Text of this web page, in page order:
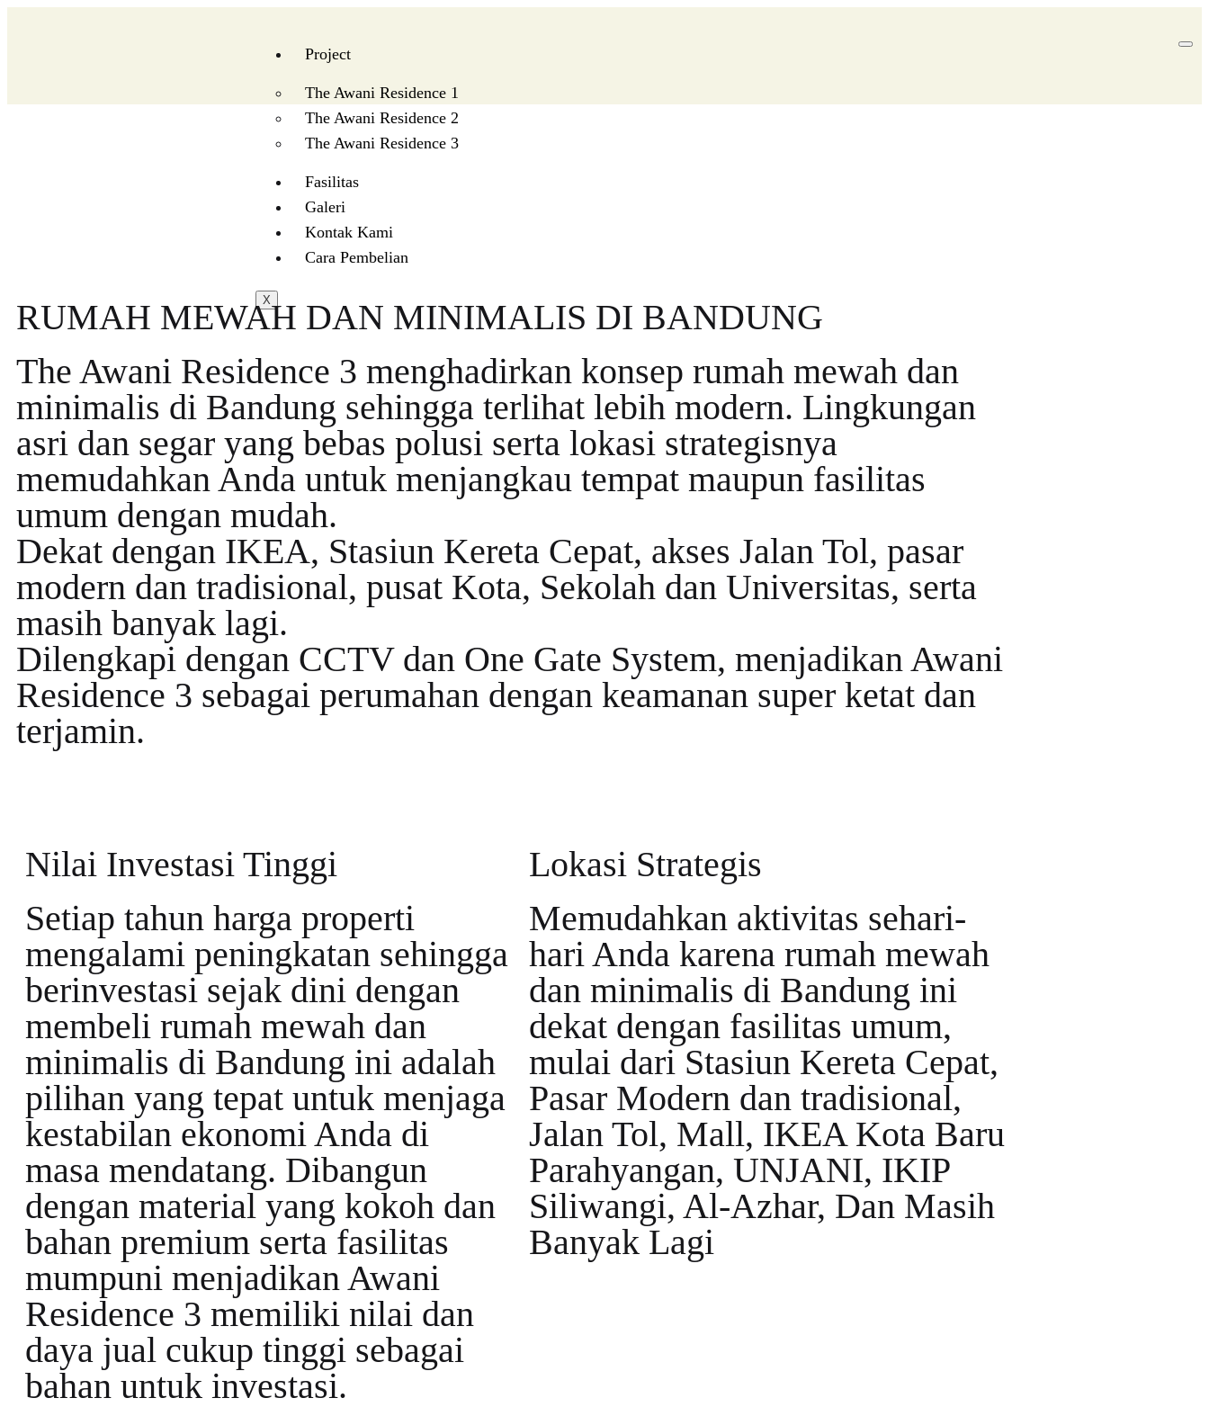
Project
The Awani Residence 1
The Awani Residence 2
The Awani Residence 3
Fasilitas
Galeri
Kontak Kami
Cara Pembelian
X
RUMAH MEWAH DAN MINIMALIS DI BANDUNG
The Awani Residence 3 menghadirkan konsep rumah mewah dan
minimalis di Bandung sehingga terlihat lebih modern. Lingkungan
asri dan segar yang bebas polusi serta lokasi strategisnya
memudahkan Anda untuk menjangkau tempat maupun fasilitas
umum dengan mudah.
Dekat dengan IKEA, Stasiun Kereta Cepat, akses Jalan Tol, pasar
modern dan tradisional, pusat Kota, Sekolah dan Universitas, serta
masih banyak lagi.
Dilengkapi dengan CCTV dan One Gate System, menjadikan Awani
Residence 3 sebagai perumahan dengan keamanan super ketat dan
terjamin.
Nilai Investasi Tinggi
Setiap tahun harga properti
mengalami peningkatan sehingga
berinvestasi sejak dini dengan
membeli rumah mewah dan
minimalis di Bandung ini adalah
pilihan yang tepat untuk menjaga
kestabilan ekonomi Anda di
masa mendatang. Dibangun
dengan material yang kokoh dan
bahan premium serta fasilitas
mumpuni menjadikan Awani
Residence 3 memiliki nilai dan
daya jual cukup tinggi sebagai
bahan untuk investasi.
Lokasi Strategis
Memudahkan aktivitas sehari-
hari Anda karena rumah mewah
dan minimalis di Bandung ini
dekat dengan fasilitas umum,
mulai dari Stasiun Kereta Cepat,
Pasar Modern dan tradisional,
Jalan Tol, Mall, IKEA Kota Baru
Parahyangan, UNJANI, IKIP
Siliwangi, Al-Azhar, Dan Masih
Banyak Lagi